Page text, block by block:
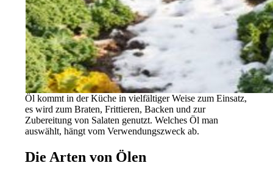
Öl kommt in der Küche in vielfältiger Weise zum Einsatz,
es wird zum Braten, Frittieren, Backen und zur
Zubereitung von Salaten genutzt. Welches Öl man
auswählt, hängt vom Verwendungszweck ab.
Die Arten von Ölen